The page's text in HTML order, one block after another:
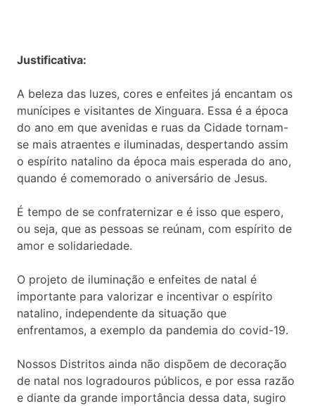
Justificativa:
A beleza das luzes, cores e enfeites já encantam os
munícipes e visitantes de Xinguara. Essa é a época
do ano em que avenidas e ruas da Cidade tornam-
se mais atraentes e iluminadas, despertando assim
o espírito natalino da época mais esperada do ano,
quando é comemorado o aniversário de Jesus.
É tempo de se confraternizar e é isso que espero,
ou seja, que as pessoas se reúnam, com espírito de
amor e solidariedade.
O projeto de iluminação e enfeites de natal é
importante para valorizar e incentivar o espírito
natalino, independente da situação que
enfrentamos, a exemplo da pandemia do covid-19.
Nossos Distritos ainda não dispõem de decoração
de natal nos logradouros públicos, e por essa razão
e diante da grande importância dessa data, sugiro